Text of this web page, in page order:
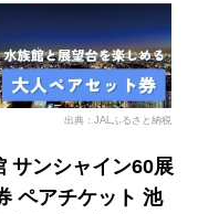
出典：JALふるさと納税
サンシャイン60展
ペアチケット 池